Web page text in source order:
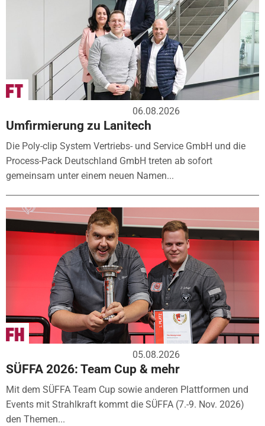
06.08.2026
Umfirmierung zu Lanitech
Die Poly-clip System Vertriebs- und Service GmbH und die
Process-Pack Deutschland GmbH treten ab sofort
gemeinsam unter einem neuen Namen...
05.08.2026
SÜFFA 2026: Team Cup & mehr
Mit dem SÜFFA Team Cup sowie anderen Plattformen und
Events mit Strahlkraft kommt die SÜFFA (7.-9. Nov. 2026)
den Themen...